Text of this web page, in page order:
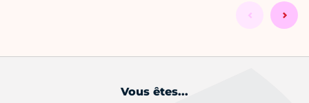
Vous êtes...